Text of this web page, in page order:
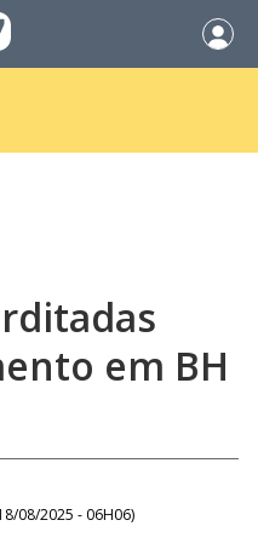
em BH
08/2025 - 06H06)